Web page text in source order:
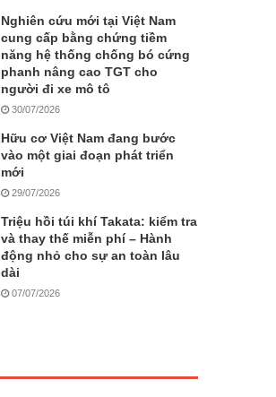
Nghiên cứu mới tại Việt Nam
cung cấp bằng chứng tiềm
năng hệ thống chống bó cứng
phanh nâng cao TGT cho
người đi xe mô tô
30/07/2026
Hữu cơ Việt Nam đang bước
vào một giai đoạn phát triển
mới
29/07/2026
Triệu hồi túi khí Takata: kiểm tra
và thay thế miễn phí – Hành
động nhỏ cho sự an toàn lâu
dài
07/07/2026